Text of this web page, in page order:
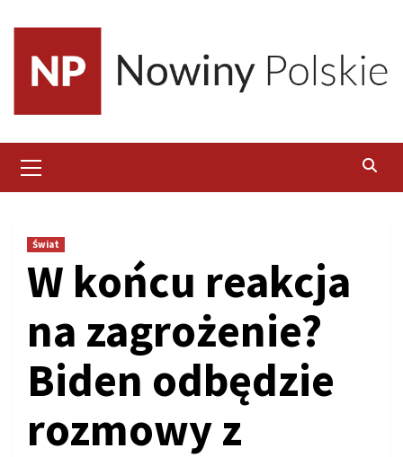
content
Menu
Świat
W końcu reakcja
na zagrożenie?
Biden odbędzie
rozmowy z